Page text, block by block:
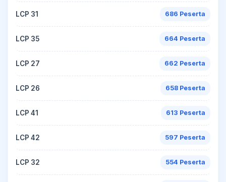
LCP 31 686 Peserta
LCP 35 664 Peserta
LCP 27 662 Peserta
LCP 26 658 Peserta
LCP 41 613 Peserta
LCP 42 597 Peserta
LCP 32 554 Peserta